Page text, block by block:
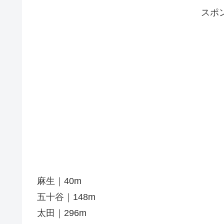
スポ
麻生｜40m
五十谷｜148m
太田｜296m